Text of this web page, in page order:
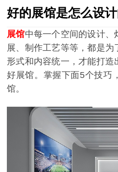
好的展馆是怎么设计
展馆中每一个空间的设计
展、制作工艺等等，都是为
形式和内容统一，才能打
好展馆。掌握下面5个技巧
馆。